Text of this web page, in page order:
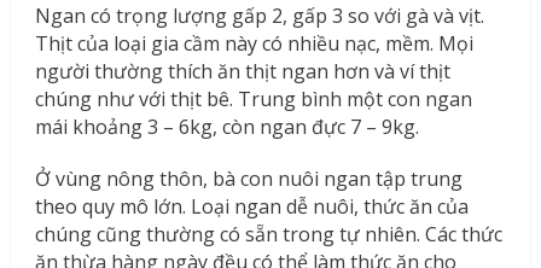
Ngan có trọng lượng gấp 2, gấp 3 so với gà và vịt.
Thịt của loại gia cầm này có nhiều nạc, mềm. Mọi
người thường thích ăn thịt ngan hơn và ví thịt
chúng như với thịt bê. Trung bình một con ngan
mái khoảng 3 – 6kg, còn ngan đực 7 – 9kg.
Ở vùng nông thôn, bà con nuôi ngan tập trung
theo quy mô lớn. Loại ngan dễ nuôi, thức ăn của
chúng cũng thường có sẵn trong tự nhiên. Các thức
ăn thừa hàng ngày đều có thể làm thức ăn cho